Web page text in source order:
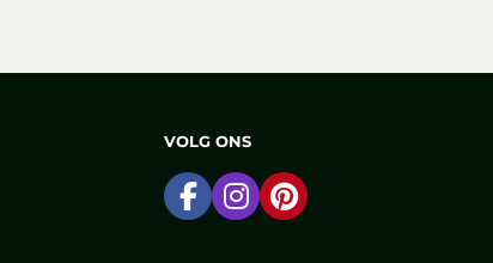
VOLG ONS
Ga naar Facebook
Ga naar Instagram
Ga naar Pinterest